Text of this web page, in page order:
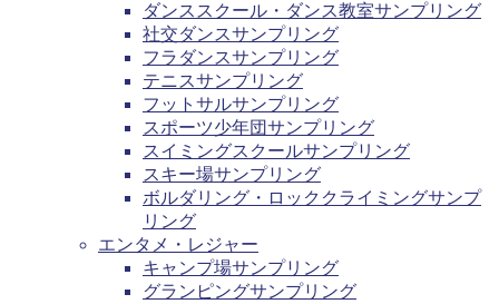
ダンススクール・ダンス教室サンプリング
社交ダンスサンプリング
フラダンスサンプリング
テニスサンプリング
フットサルサンプリング
スポーツ少年団サンプリング
スイミングスクールサンプリング
スキー場サンプリング
ボルダリング・ロッククライミングサンプ
リング
エンタメ・レジャー
キャンプ場サンプリング
グランピングサンプリング